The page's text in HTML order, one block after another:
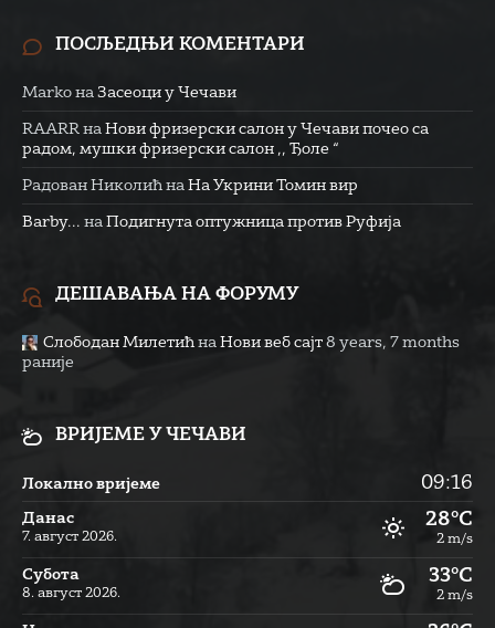
ПОСЉЕДЊИ КОМЕНТАРИ
Marko на Засеоци у Чечави
RAARR на Нови фризерски салон у Чечави почео са
радом, мушки фризерски салон ,, Ђоле “
Радован Николић на На Укрини Томин вир
Barby... на Подигнута оптужница против Руфија
ДЕШАВАЊА НА ФОРУМУ
Слободан Милетић на Нови веб сајт 8 years, 7 months
раније
ВРИЈЕМЕ У ЧЕЧАВИ
Локално вријеме 09:16
Данас
7. август 2026.
28°C
2 m/s
Субота
8. август 2026.
33°C
2 m/s